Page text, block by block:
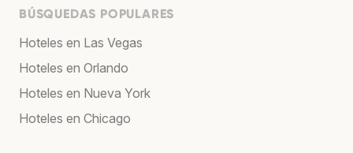
BÚSQUEDAS POPULARES
Hoteles en Las Vegas
Hoteles en Orlando
Hoteles en Nueva York
Hoteles en Chicago